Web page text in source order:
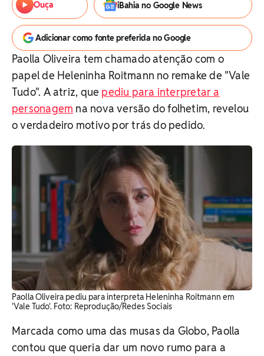
Ouça iBahia no Google News
Adicionar como fonte preferida no Google
Paolla Oliveira tem chamado atenção com o
papel de Heleninha Roitmann no remake de "Vale
Tudo". A atriz, que pediu para interpretar a
personagem na nova versão do folhetim, revelou
o verdadeiro motivo por trás do pedido.
Paolla Oliveira pediu para interpreta Heleninha Roitmann em
'Vale Tudo'. Foto: Reprodução/Redes Sociais
Marcada como uma das musas da Globo, Paolla
contou que queria dar um novo rumo para a